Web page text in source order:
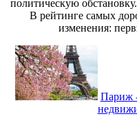
политическую
В рейтинге самых
изменения:
Париж